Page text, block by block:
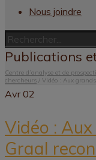
Nous joindre
Publications
Centre d’analyse et de
chercheurs / Vidéo : Aux
Avr 02
Vidéo :
Graal